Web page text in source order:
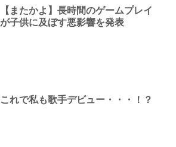
【またかよ】長時間のゲームプレイ
が子供に及ぼす悪影響を発表
これで私も歌手デビュー・・・！？